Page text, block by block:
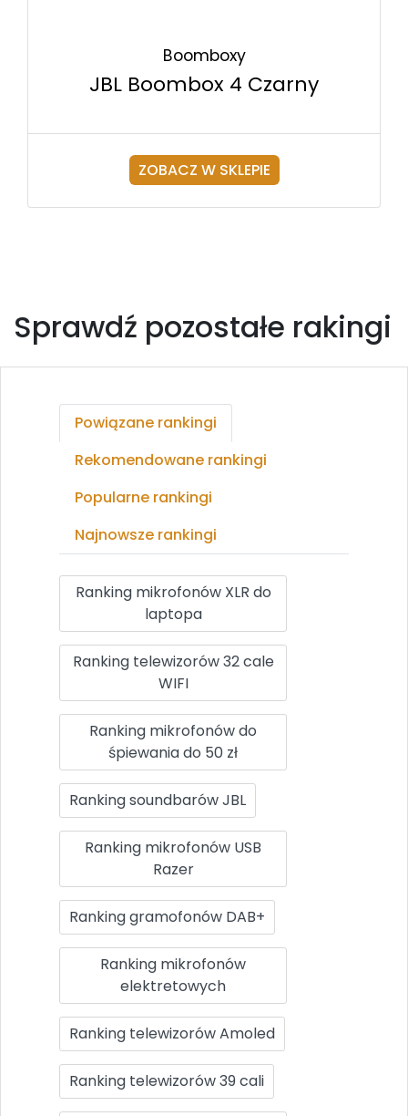
Boomboxy
JBL Boombox 4 Czarny
ZOBACZ W SKLEPIE
Sprawdź pozostałe rakingi
Powiązane rankingi
Rekomendowane rankingi
Popularne rankingi
Najnowsze rankingi
Ranking mikrofonów XLR do
laptopa
Ranking telewizorów 32 cale
WIFI
Ranking mikrofonów do
śpiewania do 50 zł
Ranking soundbarów JBL
Ranking mikrofonów USB
Razer
Ranking gramofonów DAB+
Ranking mikrofonów
elektretowych
Ranking telewizorów Amoled
Ranking telewizorów 39 cali